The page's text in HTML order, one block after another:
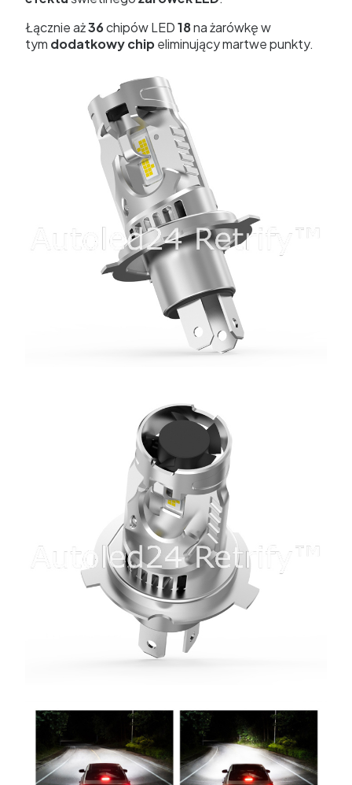
Łącznie aż36chipów LED18na żarówkę w
tym dodatkowy chipeliminujący martwe punkty.